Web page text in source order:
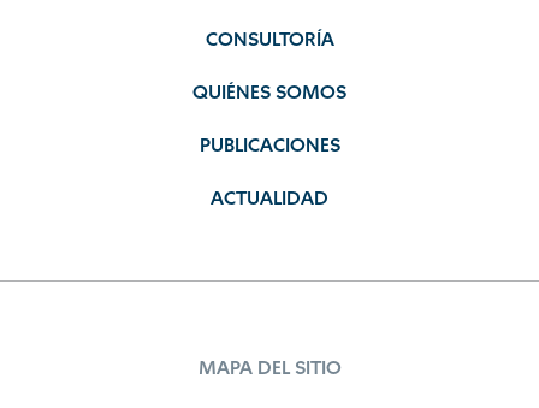
CONSULTORÍA
QUIÉNES SOMOS
PUBLICACIONES
ACTUALIDAD
MAPA DEL SITIO